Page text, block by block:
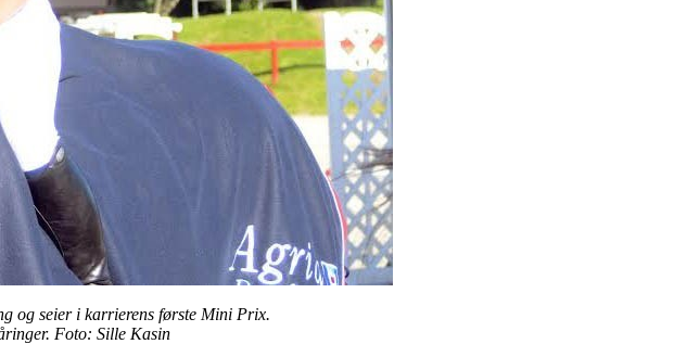
og seier i karrierens første Mini Prix.
Foto: Sille Kasin